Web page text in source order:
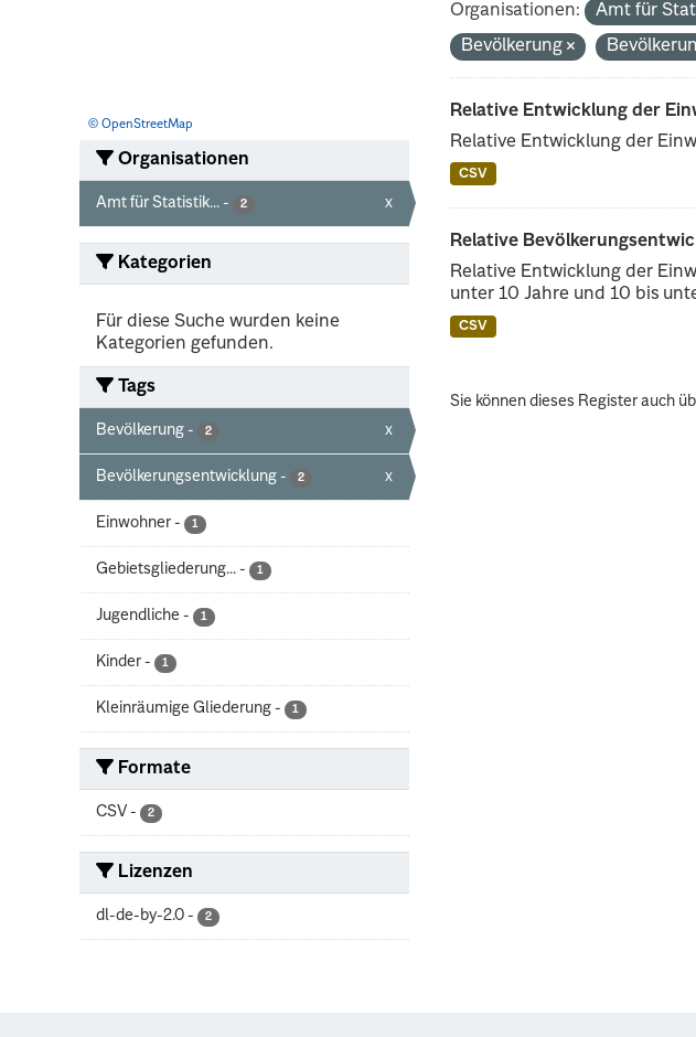
© OpenStreetMap
Organisationen
Amt für Statistik... - 2 x
Kategorien
Für diese Suche wurden keine
Kategorien gefunden.
Tags
Bevölkerung - 2 x
Bevölkerungsentwicklung - 2 x
Einwohner - 1
Gebietsgliederung... - 1
Jugendliche - 1
Kinder - 1
Kleinräumige Gliederung - 1
Formate
CSV - 2
Lizenzen
dl-de-by-2.0 - 2
Organisationen: Amt für
Bevölkerung
Relative Entwicklung der
Relative Entwicklung der
CSV
Relative
Relative Entwicklung der
unter 10 Jahre und 10 bis
CSV
Sie können dieses Register auch